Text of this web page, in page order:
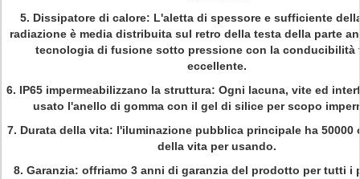
5. Dissipatore di calore: L'aletta di spessore e sufficiente
radiazione è media distribuita sul retro della testa della parte
tecnologia di fusione sotto pressione con la conducibilità
eccellente.
6. IP65 impermeabilizzano la struttura: Ogni lacuna, vite ed
usato l'anello di gomma con il gel di silice per scopo
7. Durata della vita: l'iluminazione pubblica principale ha 50000
della vita per usando.
8. Garanzia: offriamo 3 anni di garanzia del prodotto per tutti i